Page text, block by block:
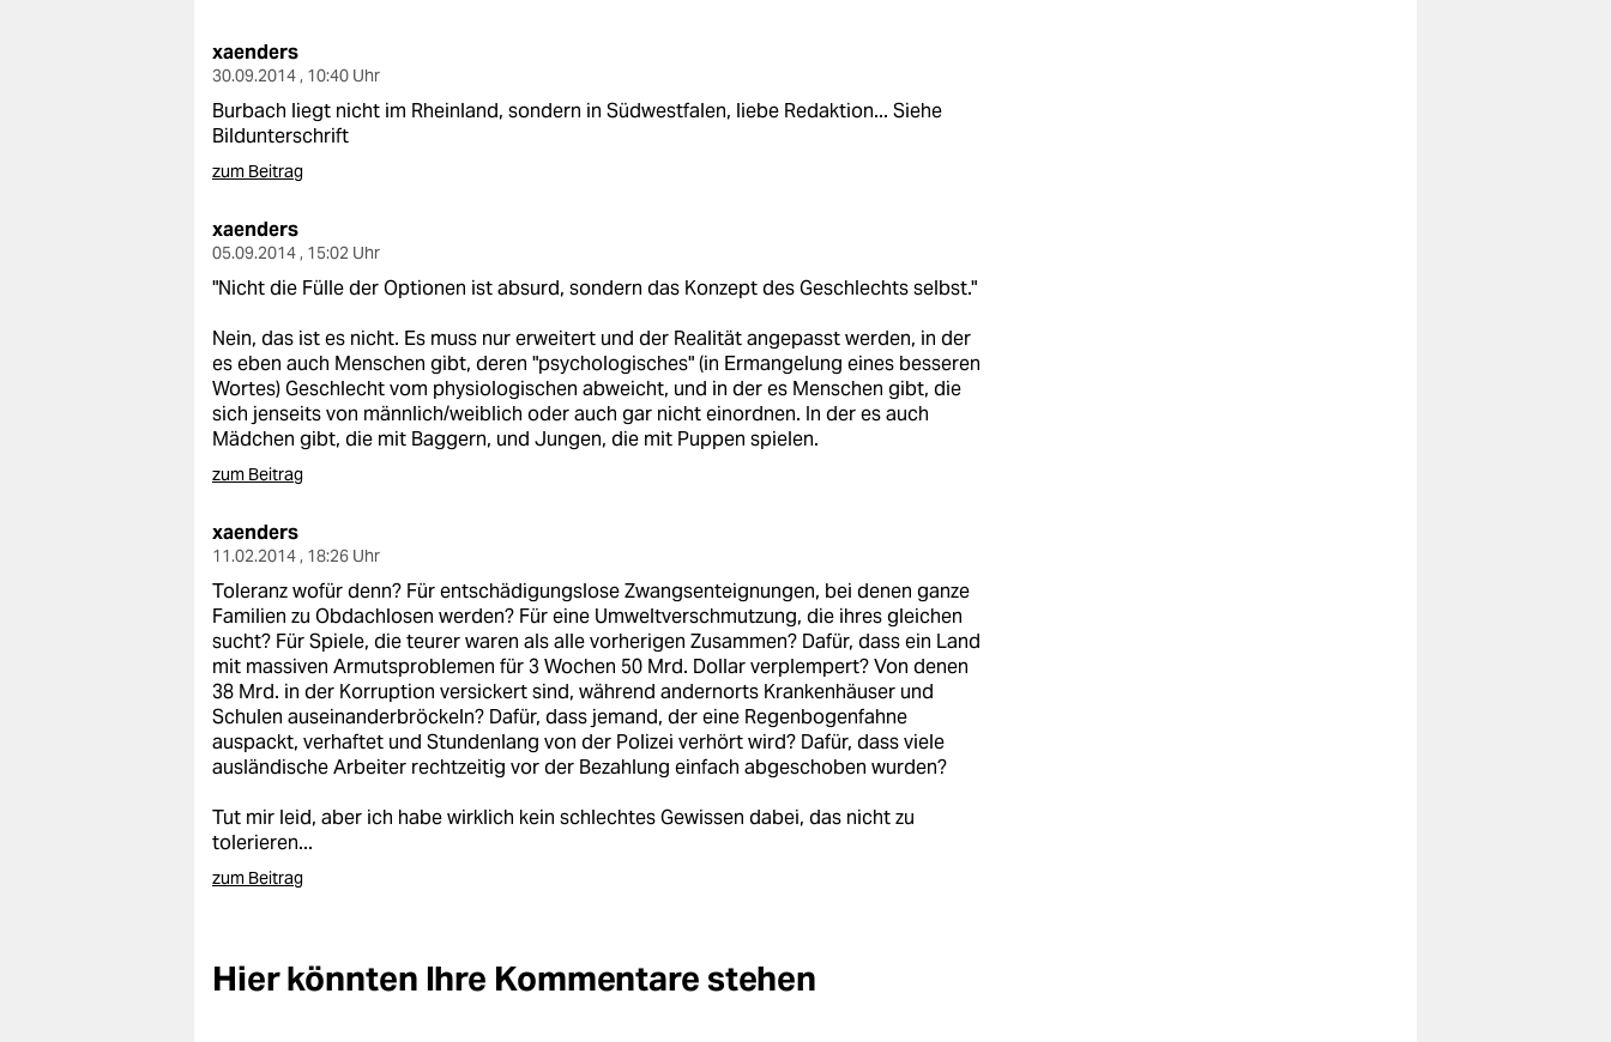
nord
wahrheit
verlag
veranstaltungen
fragen & hilfe
unterstützen
abo
epaper login
xaenders
30.09.2014 , 10:40 Uhr
Burbach liegt nicht im Rheinland, sondern in Südwestfalen, liebe Redaktion... Siehe
Bildunterschrift
zum Beitrag
xaenders
05.09.2014 , 15:02 Uhr
"Nicht die Fülle der Optionen ist absurd, sondern das Konzept des Geschlechts selbst."
Nein, das ist es nicht. Es muss nur erweitert und der Realität angepasst werden, in der
es eben auch Menschen gibt, deren "psychologisches" (in Ermangelung eines besseren
Wortes) Geschlecht vom physiologischen abweicht, und in der es Menschen gibt, die
sich jenseits von männlich/weiblich oder auch gar nicht einordnen. In der es auch
Mädchen gibt, die mit Baggern, und Jungen, die mit Puppen spielen.
zum Beitrag
xaenders
11.02.2014 , 18:26 Uhr
Toleranz wofür denn? Für entschädigungslose Zwangsenteignungen, bei denen ganze
Familien zu Obdachlosen werden? Für eine Umweltverschmutzung, die ihres gleichen
sucht? Für Spiele, die teurer waren als alle vorherigen Zusammen? Dafür, dass ein Land
mit massiven Armutsproblemen für 3 Wochen 50 Mrd. Dollar verplempert? Von denen
38 Mrd. in der Korruption versickert sind, während andernorts Krankenhäuser und
Schulen auseinanderbröckeln? Dafür, dass jemand, der eine Regenbogenfahne
auspackt, verhaftet und Stundenlang von der Polizei verhört wird? Dafür, dass viele
ausländische Arbeiter rechtzeitig vor der Bezahlung einfach abgeschoben wurden?
Tut mir leid, aber ich habe wirklich kein schlechtes Gewissen dabei, das nicht zu
tolerieren...
zum Beitrag
Hier könnten Ihre Kommentare stehen